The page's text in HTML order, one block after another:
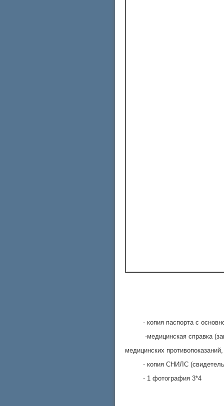
- копия паспорта с
-медицинская справка
медицинских
- копия СНИЛС
- 1 фотография 3*4